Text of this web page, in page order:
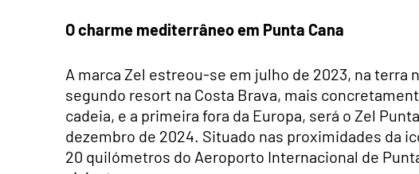
O charme mediterrâneo em Punta Cana
A marca Zel estreou-se em julho de 2023, na terra
segundo resort na Costa Brava, mais
cadeia, e a primeira fora da Europa, será o Zel
dezembro de 2024. Situado nas proximidades da
20 quilómetros do Aeroporto Internacional de